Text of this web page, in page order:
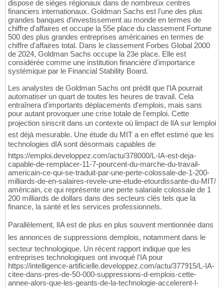
dispose de sièges régionaux dans de nombreux centres
financiers internationaux. Goldman Sachs est l'une des plus
grandes banques d'investissement au monde en termes de
chiffre d'affaires et occupe la 55e place du classement Fortune
500 des plus grandes entreprises américaines en termes de
chiffre d'affaires total. Dans le classement Forbes Global 2000
de 2024, Goldman Sachs occupe la 23e place. Elle est
considérée comme une institution financière d'importance
systémique par le Financial Stability Board.
Les analystes de Goldman Sachs ont prédit que l'IA pourrait
automatiser un quart de toutes les heures de travail. Cela
entraînera d'importants déplacements d'emplois, mais sans
pour autant provoquer une crise totale de l'emploi. Cette
projection sinscrit dans un contexte où limpact de lIA sur lemploi
est déjà mesurable. Une étude du MIT a en effet estimé que les
technologies dIA sont désormais capables de
https://emploi.developpez.com/actu/378000/L-IA-est-deja-
capable-de-remplacer-11-7-pourcent-du-marche-du-travail-
americain-ce-qui-se-traduit-par-une-perte-colossale-de-1-200-
milliards-de-en-salaires-revele-une-etude-etourdissante-du-MIT/
américain, ce qui représente une perte salariale colossale de 1
200 milliards de dollars dans des secteurs clés tels que la
finance, la santé et les services professionnels.
Parallèlement, lIA est de plus en plus souvent mentionnée dans
les annonces de suppressions demplois, notamment dans le
secteur technologique. Un récent rapport indique que les
entreprises technologiques ont invoqué l'IA pour
https://intelligence-artificielle.developpez.com/actu/377915/L-IA-
citee-dans-pres-de-50-000-suppressions-d-emplois-cette-
annee-alors-que-les-geants-de-la-technologie-accelerent-l-